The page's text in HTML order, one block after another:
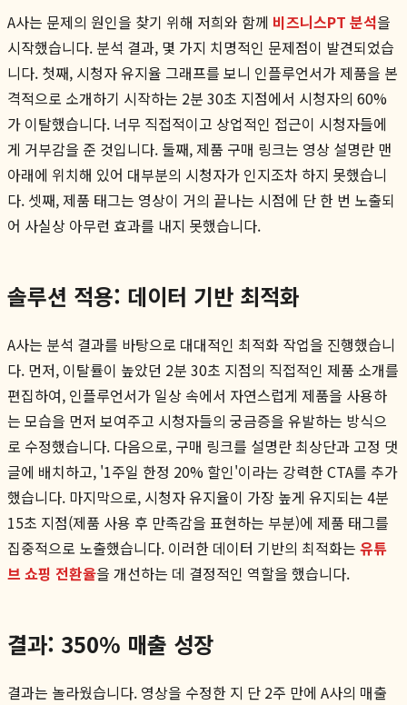
A사는 문제의 원인을 찾기 위해 저희와 함께 비즈니스PT 분석을
시작했습니다. 분석 결과, 몇 가지 치명적인 문제점이 발견되었습
니다. 첫째, 시청자 유지율 그래프를 보니 인플루언서가 제품을 본
격적으로 소개하기 시작하는 2분 30초 지점에서 시청자의 60%
가 이탈했습니다. 너무 직접적이고 상업적인 접근이 시청자들에
게 거부감을 준 것입니다. 둘째, 제품 구매 링크는 영상 설명란 맨
아래에 위치해 있어 대부분의 시청자가 인지조차 하지 못했습니
다. 셋째, 제품 태그는 영상이 거의 끝나는 시점에 단 한 번 노출되
어 사실상 아무런 효과를 내지 못했습니다.
솔루션 적용: 데이터 기반 최적화
A사는 분석 결과를 바탕으로 대대적인 최적화 작업을 진행했습니
다. 먼저, 이탈률이 높았던 2분 30초 지점의 직접적인 제품 소개를
편집하여, 인플루언서가 일상 속에서 자연스럽게 제품을 사용하
는 모습을 먼저 보여주고 시청자들의 궁금증을 유발하는 방식으
로 수정했습니다. 다음으로, 구매 링크를 설명란 최상단과 고정 댓
글에 배치하고, '1주일 한정 20% 할인'이라는 강력한 CTA를 추가
했습니다. 마지막으로, 시청자 유지율이 가장 높게 유지되는 4분
15초 지점(제품 사용 후 만족감을 표현하는 부분)에 제품 태그를
집중적으로 노출했습니다. 이러한 데이터 기반의 최적화는 유튜
브 쇼핑 전환율을 개선하는 데 결정적인 역할을 했습니다.
결과: 350% 매출 성장
결과는 놀라웠습니다. 영상을 수정한 지 단 2주 만에 A사의 매출